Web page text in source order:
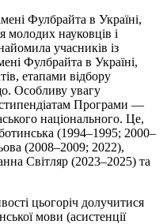
Фулбрайта в Україні,
молодих науковців і
учасників із
Фулбрайта в Україні,
етапами відбору
Особливу увагу
Програми —
національного. Це,
(1994–1995; 2000–
(2008–2009; 2022),
Світляр (2023–2025) та
цьогоріч долучитися
мови (асистенції